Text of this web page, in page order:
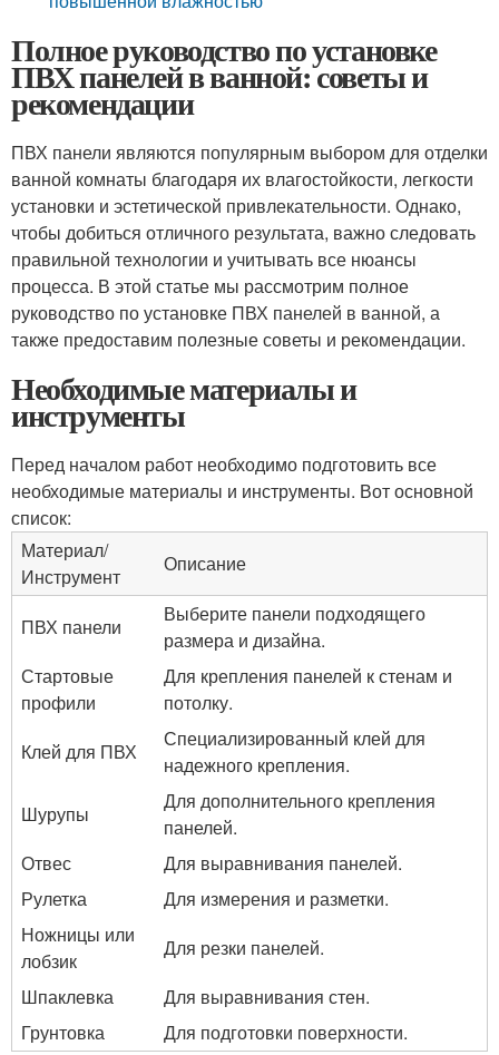
Полное руководство по установке
ПВХ панелей в ванной: советы и
рекомендации
ПВХ панели являются популярным выбором для отделки
ванной комнаты благодаря их влагостойкости, легкости
установки и эстетической привлекательности. Однако,
чтобы добиться отличного результата, важно следовать
правильной технологии и учитывать все нюансы
процесса. В этой статье мы рассмотрим полное
руководство по установке ПВХ панелей в ванной, а
также предоставим полезные советы и рекомендации.
Необходимые материалы и
инструменты
Перед началом работ необходимо подготовить все
необходимые материалы и инструменты. Вот основной
список:
Материал/
Инструмент
Описание
ПВХ панели
Выберите панели подходящего
размера и дизайна.
Стартовые
профили
Для крепления панелей к стенам и
потолку.
Клей для ПВХ
Специализированный клей для
надежного крепления.
Шурупы
Для дополнительного крепления
панелей.
Отвес
Для выравнивания панелей.
Рулетка
Для измерения и разметки.
Ножницы или
лобзик
Для резки панелей.
Шпаклевка
Для выравнивания стен.
Грунтовка
Для подготовки поверхности.